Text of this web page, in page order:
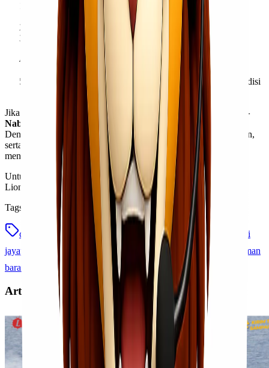
Hubungi Customer Service
untuk cek tarif dan jadwal
pengiriman.
Siapkan barang
dan tentukan layanan yang diinginkan.
Barang bisa
dijemput ataudiantar
ke drop point Lionel
Express.
Barang diproses dan dikirim ke Nabire sesuai jalur
pengiriman.
Penerima menerima barang
sesuai estimasi dengan kondisi
Jika Anda membutuhkan
jasa ekspedisi cargo rute Jayapura –
Nabire termurah
Lionel Express
adalah pilihan paling tepat.
Dengan pelayanan profesional, tarif terjangkau, pengiriman aman,
serta jaringan distribusi yang kuat di Papua, Lionel Express siap
mendukung kelancaran kebutuhan logistik Anda.
Untuk tarif dan informasi terbaru, cukup hubungi tim pelayanan
Lionel Express — cepat, hemat, dan aman!
Tags
cargo antar kota papua cargo jayapura nabire
ekspedisi
jayapura nabire
ekspedisi termurah indonesia
jasa pengiriman
barang murah papua
Lionel Cargo lionel express
Artikel Terkait